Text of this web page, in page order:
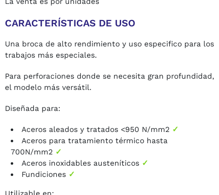
CARACTERÍSTICAS DE USO
Una broca de alto rendimiento y uso especifico para los
trabajos más especiales.
Para perforaciones donde se necesita gran profundidad,
el modelo más versátil.
Diseñada para:
Aceros aleados y tratados <950 N/mm2 ✓
Aceros para tratamiento térmico hasta
700N/mm2 ✓
Aceros inoxidables austeníticos ✓
Fundiciones ✓